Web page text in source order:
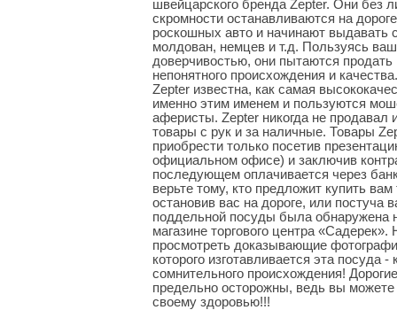
швейцарского бренда Zepter. Они без
скромности останавливаются на
роскошных авто и начинают выдавать
молдован, немцев и т.д. Пользуясь
доверчивостью, они пытаются
непонятного происхождения и
Zepter известна, как самая
именно этим именем и пользуются
аферисты. Zepter никогда не продавал
товары с рук и за наличные. Товары
приобрести только посетив
официальном офисе) и заключив
последующем оплачивается через
верьте тому, кто предложит купить
остановив вас на дороге, или постуча
поддельной посуды была обнаружена
магазине торгового центра
просмотреть доказывающие
которого изготавливается эта посуда -
сомнительного происхождения!
предельно осторожны, ведь вы можете
своему здоровью!!!